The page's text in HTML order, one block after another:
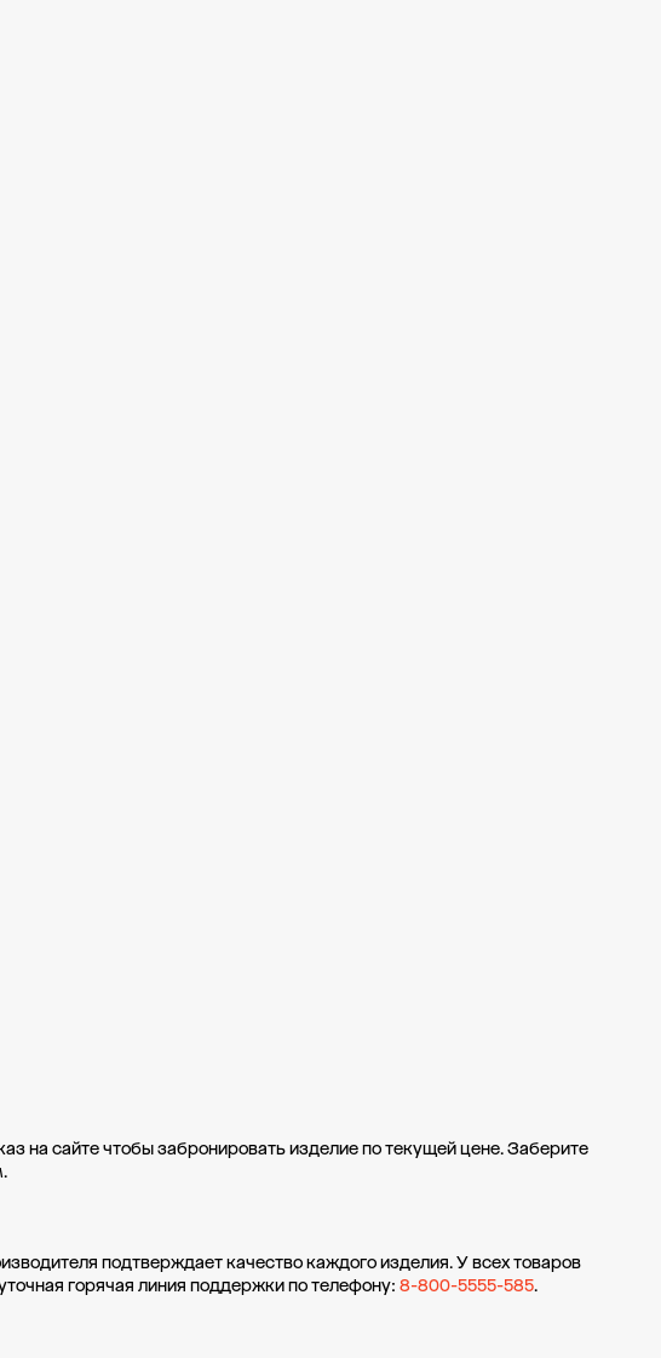
на сайте чтобы забронировать изделие по текущей цене. Заберите
подтверждает качество каждого изделия. У всех товаров
горячая линия поддержки по телефону: 8-800-5555-585.